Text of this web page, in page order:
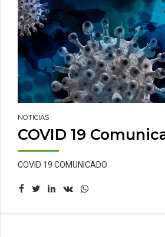
NOTICIAS
COVID 19
COVID 19 COMUNICADO